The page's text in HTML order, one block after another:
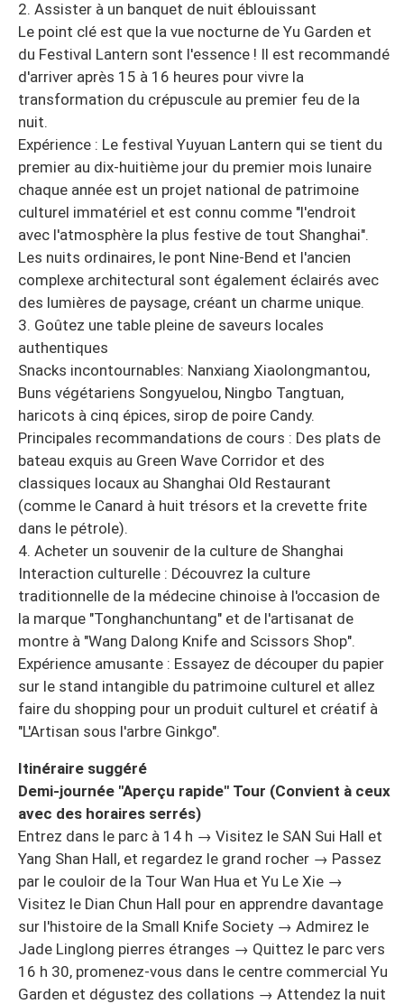
2. Assister à un banquet de nuit éblouissant
Le point clé est que la vue nocturne de Yu Garden et
du Festival Lantern sont l'essence ! Il est recommandé
d'arriver après 15 à 16 heures pour vivre la
transformation du crépuscule au premier feu de la
nuit.
Expérience : Le festival Yuyuan Lantern qui se tient du
premier au dix-huitième jour du premier mois lunaire
chaque année est un projet national de patrimoine
culturel immatériel et est connu comme "l'endroit
avec l'atmosphère la plus festive de tout Shanghai".
Les nuits ordinaires, le pont Nine-Bend et l'ancien
complexe architectural sont également éclairés avec
des lumières de paysage, créant un charme unique.
3. Goûtez une table pleine de saveurs locales
authentiques
Snacks incontournables: Nanxiang Xiaolongmantou,
Buns végétariens Songyuelou, Ningbo Tangtuan,
haricots à cinq épices, sirop de poire Candy.
Principales recommandations de cours : Des plats de
bateau exquis au Green Wave Corridor et des
classiques locaux au Shanghai Old Restaurant
(comme le Canard à huit trésors et la crevette frite
dans le pétrole).
4. Acheter un souvenir de la culture de Shanghai
Interaction culturelle : Découvrez la culture
traditionnelle de la médecine chinoise à l'occasion de
la marque "Tonghanchuntang" et de l'artisanat de
montre à "Wang Dalong Knife and Scissors Shop".
Expérience amusante : Essayez de découper du papier
sur le stand intangible du patrimoine culturel et allez
faire du shopping pour un produit culturel et créatif à
"L'Artisan sous l'arbre Ginkgo".
Itinéraire suggéré
Demi-journée "Aperçu rapide" Tour (Convient à ceux
avec des horaires serrés)
Entrez dans le parc à 14 h → Visitez le SAN Sui Hall et
Yang Shan Hall, et regardez le grand rocher → Passez
par le couloir de la Tour Wan Hua et Yu Le Xie →
Visitez le Dian Chun Hall pour en apprendre davantage
sur l'histoire de la Small Knife Society → Admirez le
Jade Linglong pierres étranges → Quittez le parc vers
16 h 30, promenez-vous dans le centre commercial Yu
Garden et dégustez des collations → Attendez la nuit